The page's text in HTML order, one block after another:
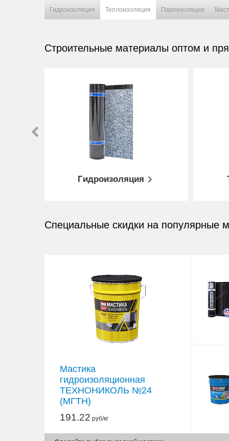
Гидроизоляция Теплоизоляция Пароизоляция
Строительные материалы оптом и
Специальные скидки на популярные
Мастика
гидроизоляционная
ТЕХНОНИКОЛЬ №24
(МГТН)
191.22 руб/кг